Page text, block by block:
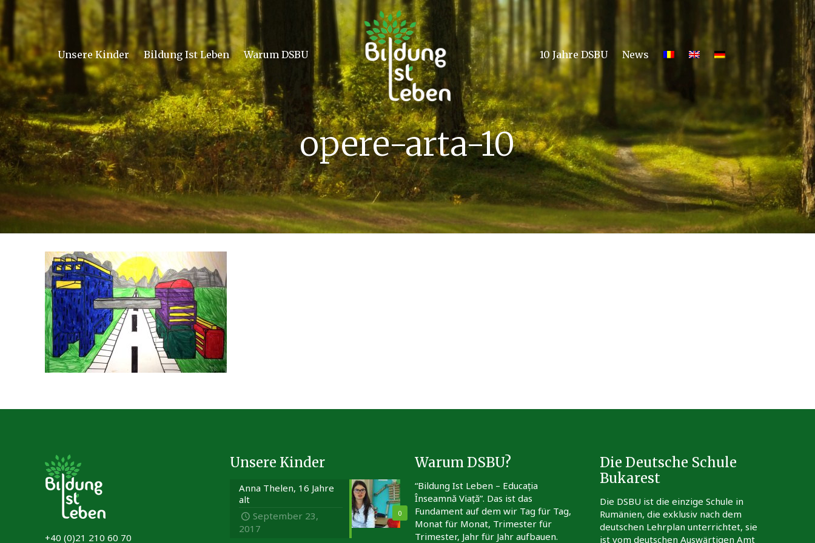
Unsere Kinder Bildung Ist Leben Warum DSBU 10 Jahre DSBU News
opere-arta-10
+40 (0)21 210 60 70
Unsere Kinder
0
Anna Thelen, 16 Jahre
alt
September 23,
2017
Warum DSBU?
“Bildung Ist Leben – Educația
Înseamnă Viață”. Das ist das
Fundament auf dem wir Tag für Tag,
Monat für Monat, Trimester für
Trimester, Jahr für Jahr aufbauen.
Die Deutsche Schule
Bukarest
Die DSBU ist die einzige Schule in
Rumänien, die exklusiv nach dem
deutschen Lehrplan unterrichtet, sie
ist vom deutschen Auswärtigen Amt